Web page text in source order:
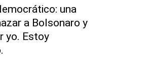
una
a Bolsonaro y
yo. Estoy